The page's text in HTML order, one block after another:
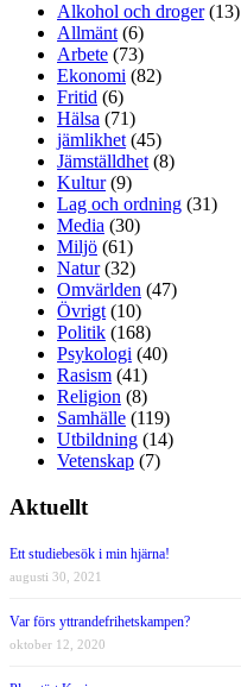
Alkohol och droger(13)
Allmänt (6)
Arbete (73)
Ekonomi (82)
Fritid (6)
Hälsa (71)
jämlikhet (45)
Jämställdhet (8)
Kultur(9)
Lag och ordning (31)
Media (30)
Miljö (61)
Natur(32)
Omvärlden (47)
Övrigt (10)
Politik (168)
Psykologi (40)
Rasism (41)
Religion (8)
Samhälle (119)
Utbildning (14)
Vetenskap (7)
Aktuellt
Ett studiebesök i min hjärna!
augusti 30, 2021
Var förs yttrandefrihetskampen?
oktober 12, 2020